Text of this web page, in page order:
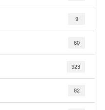
9
60
323
82